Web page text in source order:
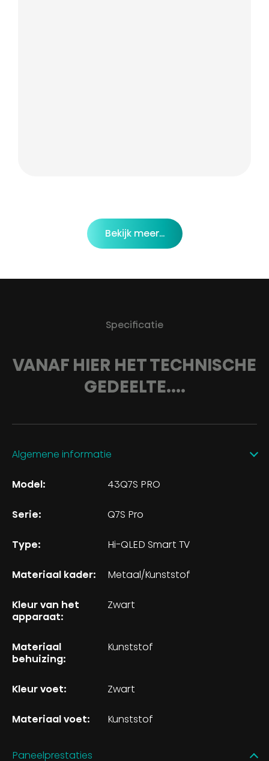
Bekijk meer...
Specificatie
VANAF HIER HET TECHNISCHE
GEDEELTE....
Algemene informatie
Model: 43Q7S PRO
Serie: Q7S Pro
Type: Hi-QLED Smart TV
Materiaal kader: Metaal/Kunststof
Kleur van het
apparaat:
Zwart
Materiaal
behuizing:
Kunststof
Kleur voet: Zwart
Materiaal voet: Kunststof
Paneelprestaties